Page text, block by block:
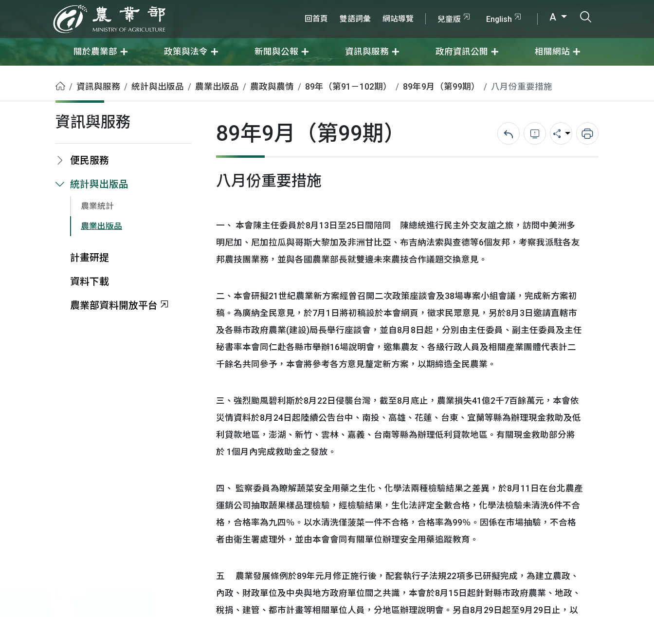
農業部 回首頁 雙語詞彙 網站導覽 兒童版 English A
關於農業部 政策與法令 新聞與公報 資訊與服務 政府資訊公開 相關網站
首頁資訊與服務 統計與出版品 農業出版品 農政與農情 89年（第91－102期） 89年9月（第99期） 八月份重要措施
資訊與服務
便民服務
統計與出版品
農業統計
農業出版品
計畫研提
資料下載
農業部資料開放平台
89年9月（第99期） 回上一頁錯誤回報分享 列印
八月份重要措施
一、 本會陳主任委員於8月13日至25日間陪同 陳總統進行民主外交友誼之旅，訪問中美洲多
明尼加、尼加拉瓜與哥斯大黎加及非洲甘比亞、布吉納法索與查德等6個友邦，考察我派駐各友
邦農技團業務，並與各國農業部長就雙邊未來農技合作議題交換意見。
二、本會研擬21世紀農業新方案經曾召開二次政策座談會及38場專案小組會議，完成新方案初
稿。為廣納全民意見，於7月1日將初稿設於本會網頁，徵求民眾意見，另於8月3日邀請直轄市
及各縣市政府農業(建設)局長舉行座談會，並自8月8日起，分別由主任委員、副主任委員及主任
秘書率本會同仁赴各縣市舉辦16場說明會，邀集農友、各級行政人員及相關產業團體代表計二
千餘名共同參予，本會將參考各方意見釐定新方案，以期締造全民農業。
三、強烈颱風碧利斯於8月22日侵襲台灣，截至8月底止，農業損失41億2千7百餘萬元，本會依
災情資料於8月24日起陸續公告台中、南投、高雄、花蓮、台東、宜蘭等縣為辦理現金救助及低
利貸款地區，澎湖、新竹、雲林、嘉義、台南等縣為辦理低利貸款地區。有關現金救助部分將
於 1個月內完成救助金之發放。
四、 監察委員為瞭解蔬菜安全用藥之生化、化學法兩種檢驗結果之差異，於8月11日在台北農產
運銷公司抽取蔬果樣品理檢驗，經檢驗結果，生化法評定全數合格，化學法檢驗未清洗6件不合
格，合格率為九四％。以水清洗僅菠菜一件不合格，合格率為99％。因係在市場抽驗，不合格
者由衛生署處理外，並由本會會同有關單位辦理安全用藥追蹤教育。
五 農業發展條例於89年元月修正施行後，配套執行子法規22項多已研擬完成，為建立農政、
內政、財政單位及中央與地方政府單位間之共識，本會於8月15日起針對縣市政府農業、地政、
稅捐、建管、都市計畫等相關單位人員，分地區辦理說明會。另自8月29日起至9月29日止，以